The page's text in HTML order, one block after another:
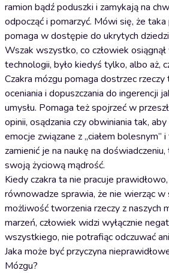
ramion bądź poduszki i zamykają na
odpocząć i pomarzyć. Mówi się, że
pomaga w dostępie do ukrytych
Wszak wszystko, co człowiek
technologii, było kiedyś tylko, albo aż,
Czakra mózgu pomaga dostrzec rzeczy
oceniania i dopuszczania do ingerencji
umysłu. Pomaga też spojrzeć w
opinii, osądzania czy obwiniania tak,
emocje związane z „ciałem bolesnym”
zamienić je na naukę na
swoją życiową mądrość.
Kiedy czakra ta nie pracuje
równowadze sprawia, że nie wierząc
możliwość tworzenia rzeczy z naszych
marzeń, człowiek widzi wyłącznie
wszystkiego, nie potrafiąc odczuwać
Jaka może być przyczyna
Mózgu?